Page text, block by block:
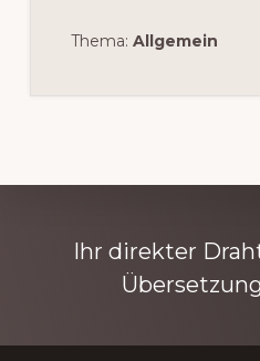
Thema: Allgemein
Explore
Ihr direkter